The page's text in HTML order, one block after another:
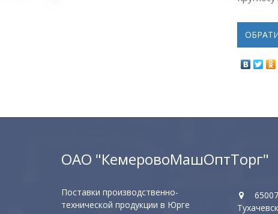
ОАО "КемеровоМашОптТорг"
Поставки производственно-
технической продукции в Юрге